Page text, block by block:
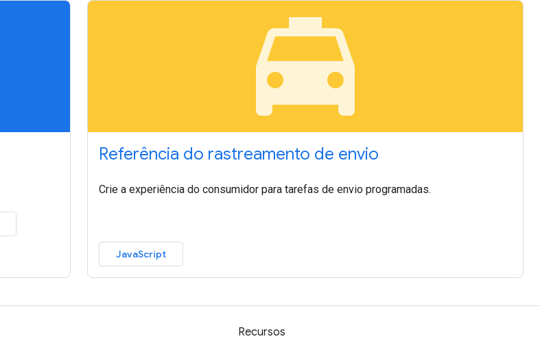
local_taxi
Referência do rastreamento de envio
Crie a experiência do consumidor para tarefas de envio programadas.
JavaScript
Recursos